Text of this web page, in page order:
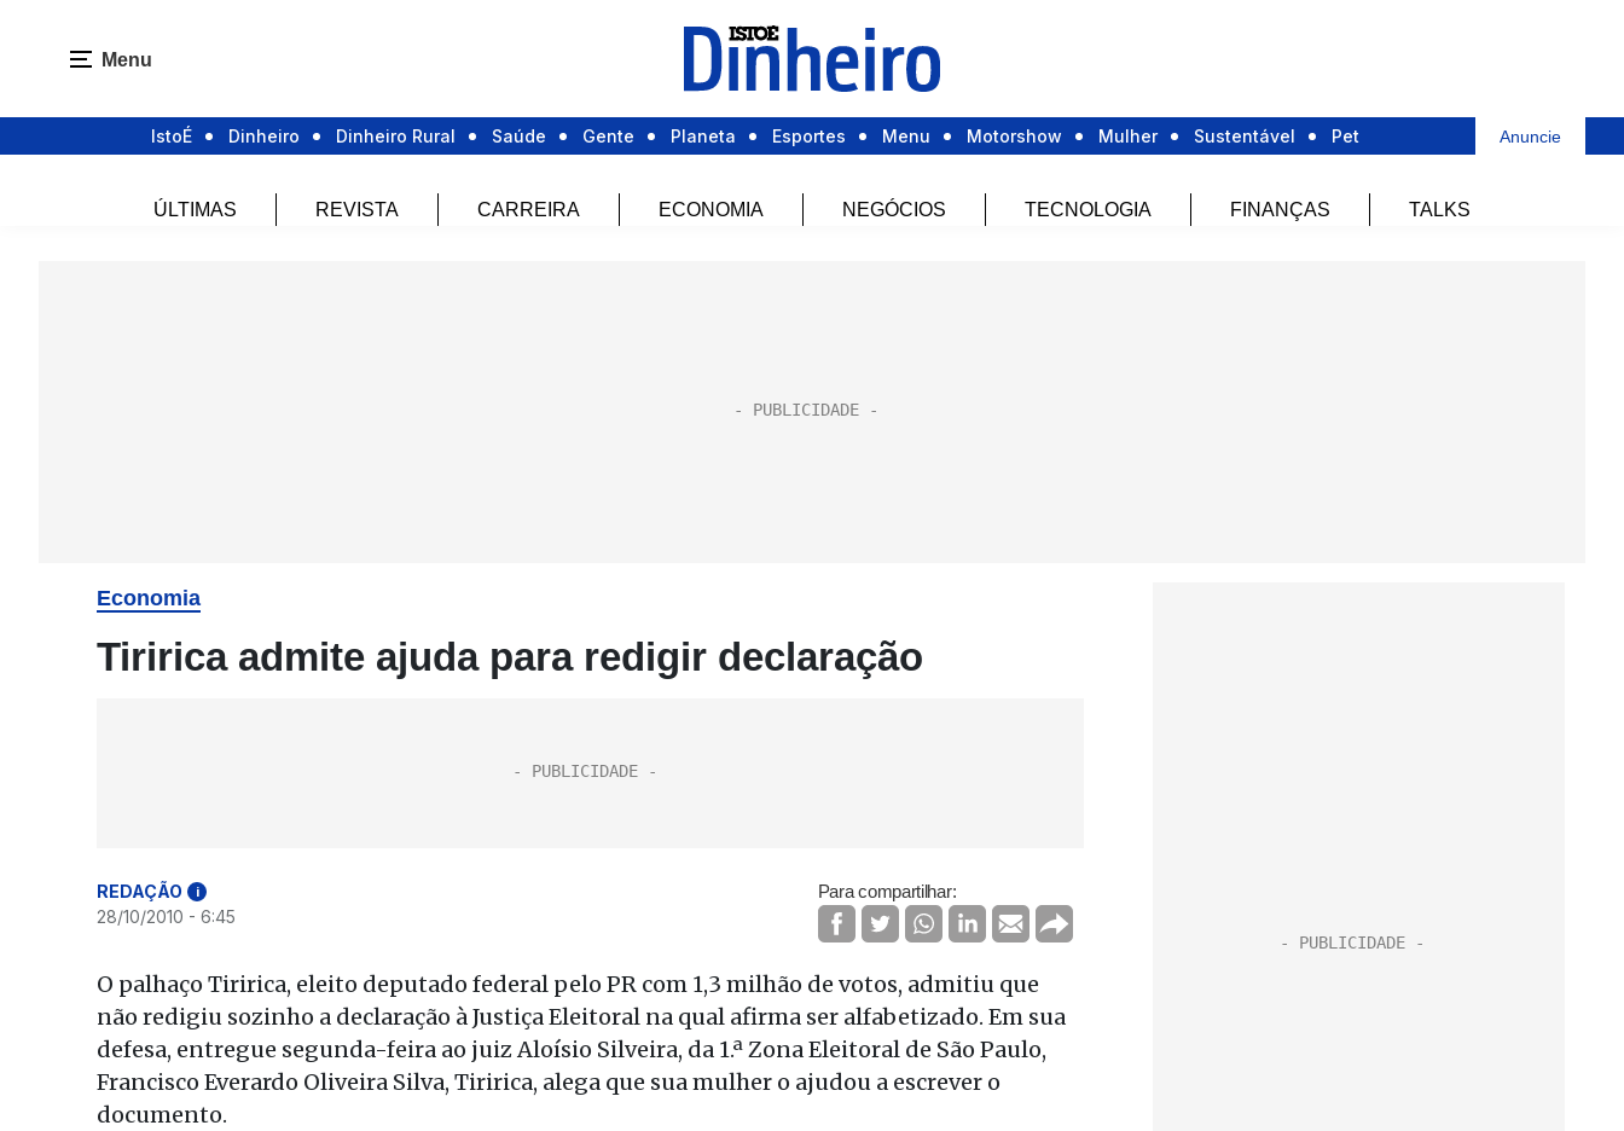
Menu
IstoÉ Dinheiro Dinheiro Rural Saúde Gente Planeta Esportes Menu Motorshow Mulher Sustentável Pet Anuncie
ÚLTIMAS REVISTA CARREIRA ECONOMIA NEGÓCIOS TECNOLOGIA FINANÇAS TALKS
Economia
Tiririca admite ajuda para redigir declaração
REDAÇÃO i
28/10/2010 - 6:45
Para compartilhar:
O palhaço Tiririca, eleito deputado federal pelo PR com 1,3 milhão de votos, admitiu que
não redigiu sozinho a declaração à Justiça Eleitoral na qual afirma ser alfabetizado. Em sua
defesa, entregue segunda-feira ao juiz Aloísio Silveira, da 1.ª Zona Eleitoral de São Paulo,
Francisco Everardo Oliveira Silva, Tiririca, alega que sua mulher o ajudou a escrever o
documento.